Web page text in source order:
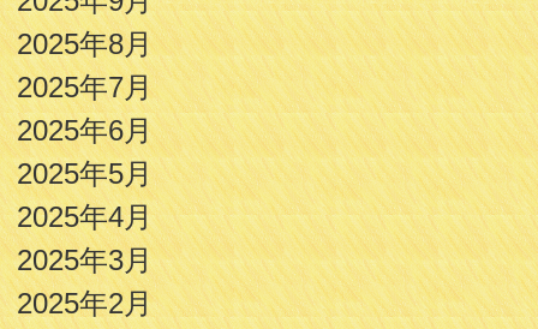
2025年8月
2025年7月
2025年6月
2025年5月
2025年4月
2025年3月
2025年2月